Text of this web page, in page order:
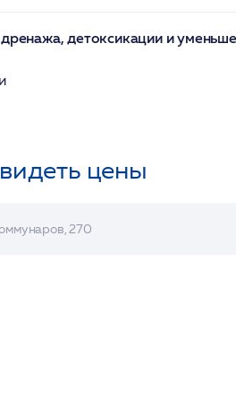
детоксикации и
цены
270